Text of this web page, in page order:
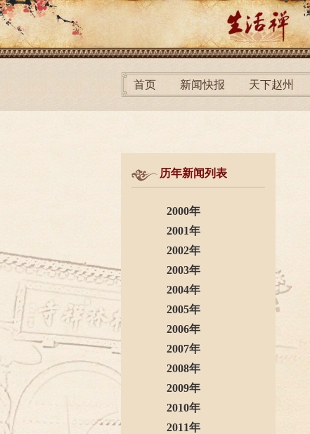
首页 新闻快报 天下赵州
历年新闻列表
2000年
2001年
2002年
2003年
2004年
2005年
2006年
2007年
2008年
2009年
2010年
2011年